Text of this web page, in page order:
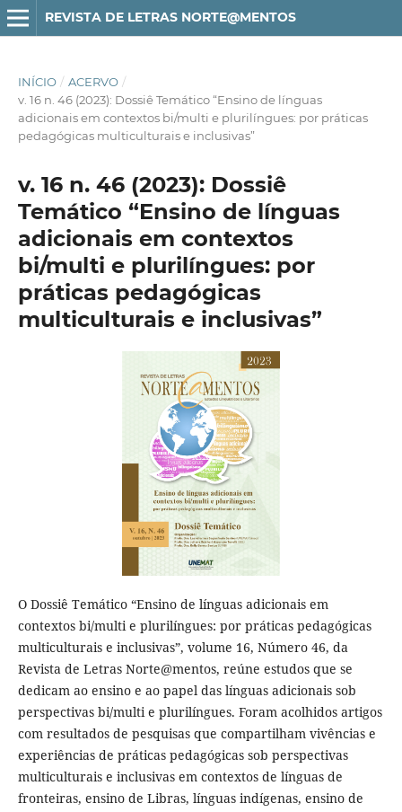
REVISTA DE LETRAS NORTE@MENTOS
INÍCIO / ACERVO /
v. 16 n. 46 (2023): Dossiê Temático “Ensino de línguas
adicionais em contextos bi/multi e plurilíngues: por práticas
pedagógicas multiculturais e inclusivas”
v. 16 n. 46 (2023): Dossiê
Temático “Ensino de línguas
adicionais em contextos
bi/multi e plurilíngues: por
práticas pedagógicas
multiculturais e inclusivas”
O Dossiê Temático “Ensino de línguas adicionais em
contextos bi/multi e plurilíngues: por práticas pedagógicas
multiculturais e inclusivas”, volume 16, Número 46, da
Revista de Letras Norte@mentos, reúne estudos que se
dedicam ao ensino e ao papel das línguas adicionais sob
perspectivas bi/multi e plurilíngues. Foram acolhidos artigos
com resultados de pesquisas que compartilham vivências e
experiências de práticas pedagógicas sob perspectivas
multiculturais e inclusivas em contextos de línguas de
fronteiras, ensino de Libras, línguas indígenas, ensino de